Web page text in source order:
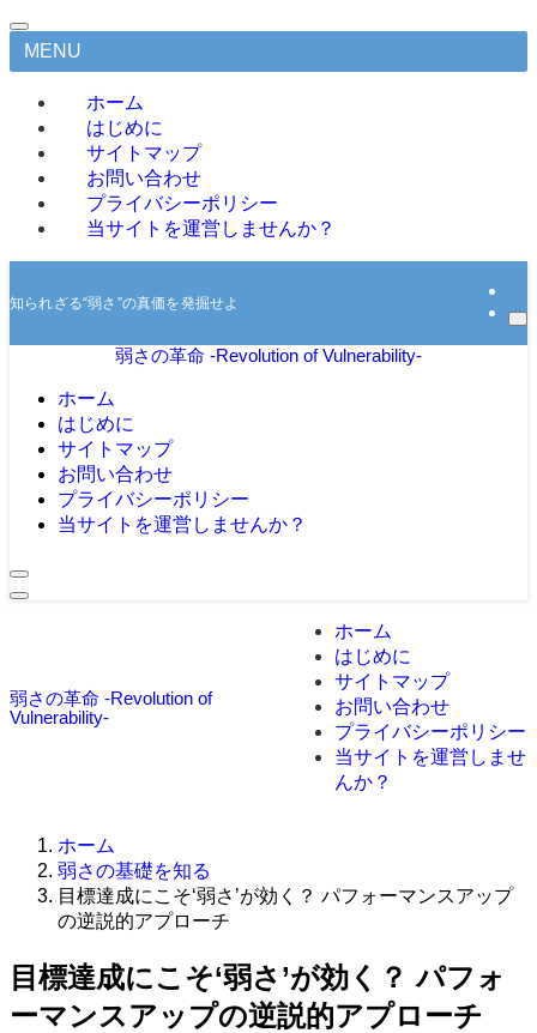
MENU
ホーム
はじめに
サイトマップ
お問い合わせ
プライバシーポリシー
当サイトを運営しませんか？
知られざる“弱さ”の真価を発掘せよ
弱さの革命 -Revolution of Vulnerability-
ホーム
はじめに
サイトマップ
お問い合わせ
プライバシーポリシー
当サイトを運営しませんか？
弱さの革命 -Revolution of
Vulnerability-
ホーム
はじめに
サイトマップ
お問い合わせ
プライバシーポリシー
当サイトを運営しませ
んか？
ホーム
弱さの基礎を知る
目標達成にこそ‘弱さ’が効く？ パフォーマンスアップ
の逆説的アプローチ
目標達成にこそ‘弱さ’が効く？ パフォ
ーマンスアップの逆説的アプローチ